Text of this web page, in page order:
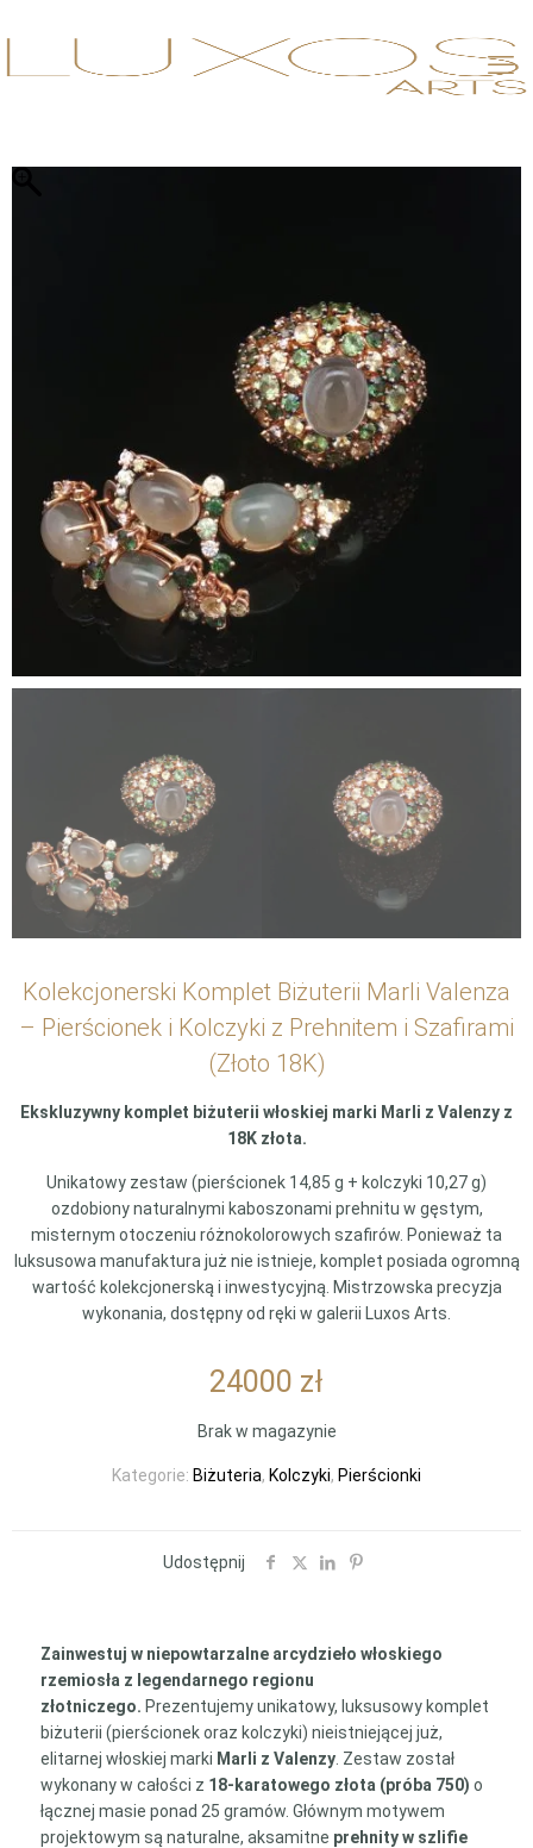
Kolekcjonerski Komplet Biżuterii Marli Valenza
– Pierścionek i Kolczyki z Prehnitem i Szafirami
(Złoto 18K)
Ekskluzywny komplet biżuterii włoskiej marki Marli z Valenzy z
18K złota.
Unikatowy zestaw (pierścionek 14,85 g + kolczyki 10,27 g)
ozdobiony naturalnymi kaboszonami prehnitu w gęstym,
misternym otoczeniu różnokolorowych szafirów. Ponieważ ta
luksusowa manufaktura już nie istnieje, komplet posiada ogromną
wartość kolekcjonerską i inwestycyjną. Mistrzowska precyzja
wykonania, dostępny od ręki w galerii Luxos Arts.
24000 zł
Brak w magazynie
Kategorie: Biżuteria, Kolczyki, Pierścionki
Udostępnij
Zainwestuj w niepowtarzalne arcydzieło włoskiego
rzemiosła z legendarnego regionu
złotniczego. Prezentujemy unikatowy, luksusowy komplet
biżuterii (pierścionek oraz kolczyki) nieistniejącej już,
elitarnej włoskiej marki Marli z Valenzy. Zestaw został
wykonany w całości z 18-karatowego złota (próba 750) o
łącznej masie ponad 25 gramów. Głównym motywem
projektowym są naturalne, aksamitne prehnity w szlifie